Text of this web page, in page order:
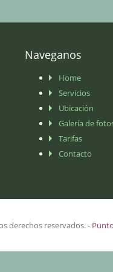
Naveganos
Home
Servicios
Ubicación
Galería de
Tarifas
Contacto
derechos reservados. -